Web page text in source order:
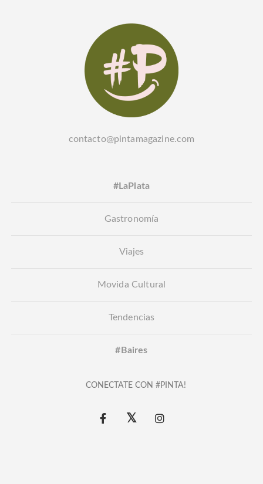
contacto@pintamagazine.com
#LaPlata
Gastronomía
Viajes
Movida Cultural
Tendencias
#Baires
CONECTATE CON #PINTA!